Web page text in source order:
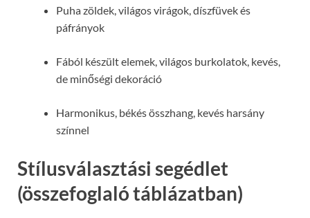
Puha zöldek, világos virágok, díszfüvek és
páfrányok
Fából készült elemek, világos burkolatok, kevés,
de minőségi dekoráció
Harmonikus, békés összhang, kevés harsány
színnel
Stílusválasztási segédlet
(összefoglaló táblázatban)